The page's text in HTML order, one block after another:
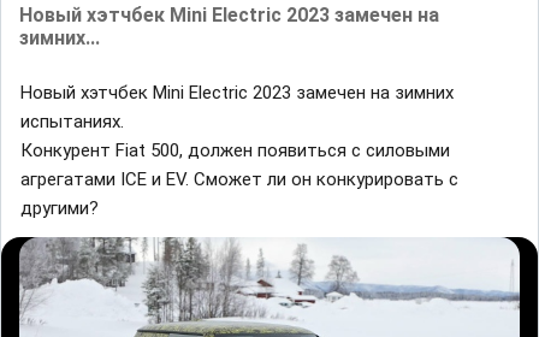
Новый хэтчбек Mini Electric 2023 замечен на
зимних...
Новый хэтчбек Mini Electric 2023 замечен на зимних
испытаниях.
Конкурент Fiat 500, должен появиться с силовыми
агрегатами ICE и EV. Сможет ли он конкурировать с
другими?